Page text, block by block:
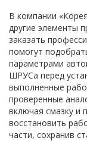
В компании
другие элементы
заказать
помогут
параметрами
ШРУСа перед
выполненные
проверенные
включая смазку и
восстановить
части, сохранив